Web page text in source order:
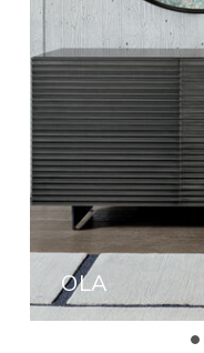
OLA